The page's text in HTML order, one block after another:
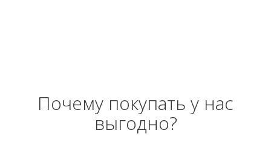
Почему покупать у нас
выгодно?